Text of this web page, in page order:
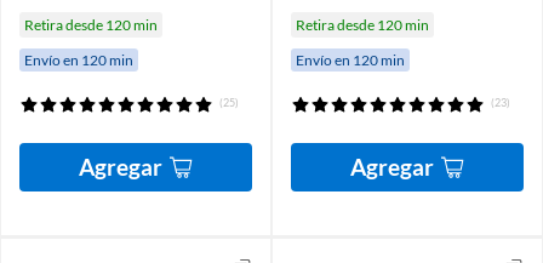
Retira desde 120 min
Envío en 120 min
(25)
Agregar
Retira desde 120 min
Envío en 120 min
(23)
Agregar